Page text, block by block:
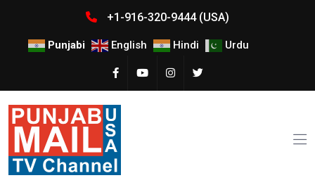
+1-916-320-9444 (USA)
Punjabi English Hindi Urdu